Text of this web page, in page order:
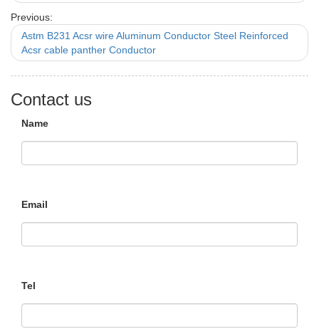
Previous:
Astm B231 Acsr wire Aluminum Conductor Steel Reinforced
Acsr cable panther Conductor
Contact us
Name
Email
Tel